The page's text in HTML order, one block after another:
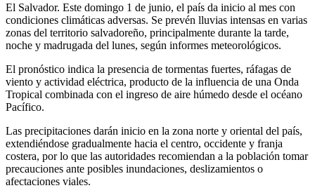
El Salvador. Este domingo 1 de junio, el país da inicio al mes con
condiciones climáticas adversas. Se prevén lluvias intensas en varias
zonas del territorio salvadoreño, principalmente durante la tarde,
noche y madrugada del lunes, según informes meteorológicos.
El pronóstico indica la presencia de tormentas fuertes, ráfagas de
viento y actividad eléctrica, producto de la influencia de una Onda
Tropical combinada con el ingreso de aire húmedo desde el océano
Pacífico.
Las precipitaciones darán inicio en la zona norte y oriental del país,
extendiéndose gradualmente hacia el centro, occidente y franja
costera, por lo que las autoridades recomiendan a la población tomar
precauciones ante posibles inundaciones, deslizamientos o
afectaciones viales.